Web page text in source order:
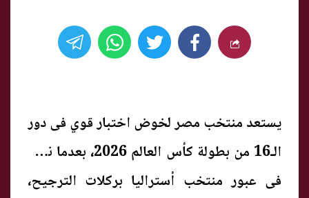
يستعد منتخب مصر لخوض اختبار قوي فى دور
الـ16 من بطولة كأس العالم 2026، بعدما نجح
فى عبور منتخب أستراليا بركلات الترجيح،